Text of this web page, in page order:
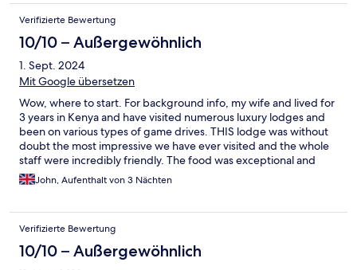
fire in the fireplace before our arrival from the game drive. The
food is five star. I really have nothing negative to say about our
stay here. We liked it so much, we are planning a trip to return in
June 2024.
Verifizierte Bewertung
10/10 – Außergewöhnlich
1. Sept. 2024
Mit Google übersetzen
Wow, where to start. For background info, my wife and lived for
3 years in Kenya and have visited numerous luxury lodges and
been on various types of game drives. THIS lodge was without
doubt the most impressive we have ever visited and the whole
staff were incredibly friendly. The food was exceptional and
especially in the evening had a dinner party vibe. We went at
the end of August (their winter) but most days the weather was
big enough to explore for 3 days and we would have loved to
say longer. The price includes alcoholic drinks. We had a room
with a hot tub and a great view of the water hole which had
Elephants as well as numerous types of deer. It was so
John, Aufenthalt von 3 Nächten
Verifizierte Bewertung
10/10 – Außergewöhnlich